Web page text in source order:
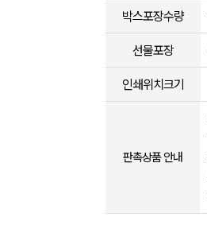
박스포장수량
선물포장
인쇄위치크기
판촉상품 안내